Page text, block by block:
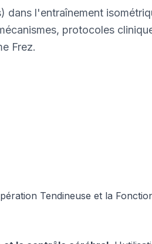
dans l'entraînement
protocoles
Frez.
Tendineuse et la